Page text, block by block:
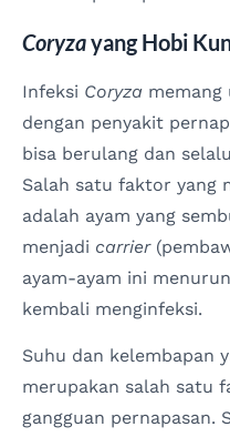
Coryzayang Hobi
Infeksi Coryza memang
dengan penyakit
bisa berulang dan
Salah satu faktor yang
adalah ayam yang
menjadi carrier
ayam-ayam ini
kembali menginfeksi.
Suhu dan kelembapan
merupakan salah satu
gangguan pernapasan.